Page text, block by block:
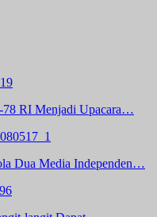
78 RI Menjadi Upacara…
Dua Media Independen…